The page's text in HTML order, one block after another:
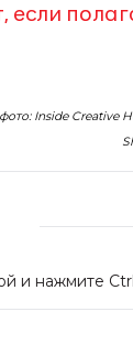
если
Inside Creative
и нажмите